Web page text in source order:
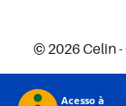
© 2026 Celin